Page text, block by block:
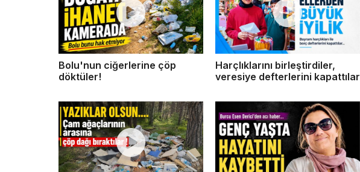
Bolu'nun ciğerlerine çöp
döktüler!
Harçlıklarını birleştirdiler,
veresiye defterlerini kapattılar